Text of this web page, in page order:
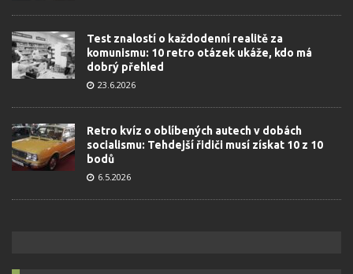
Test znalostí o každodenní realitě za
komunismu: 10 retro otázek ukáže, kdo má
dobrý přehled
23.6.2026
Retro kvíz o oblíbených autech v dobách
socialismu: Tehdejší řidiči musí získat 10 z 10
bodů
6.5.2026